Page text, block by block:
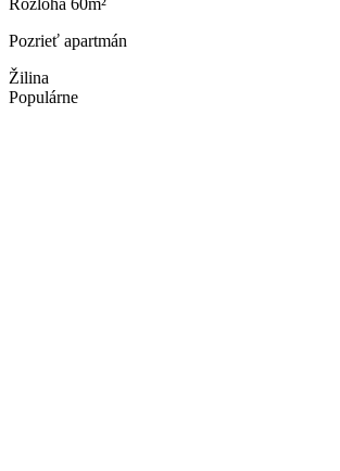
Rozloha 60m²
Pozrieť apartmán
Žilina
Populárne